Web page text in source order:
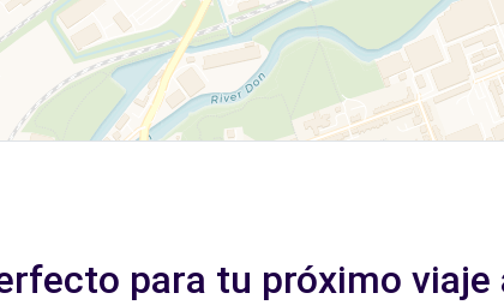
para tu próximo viaje